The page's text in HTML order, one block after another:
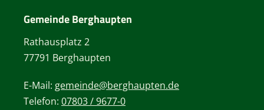
Gemeinde Berghaupten
Rathausplatz 2
77791 Berghaupten
E-Mail: gemeinde@berghaupten.de
Telefon: 07803 / 9677-0